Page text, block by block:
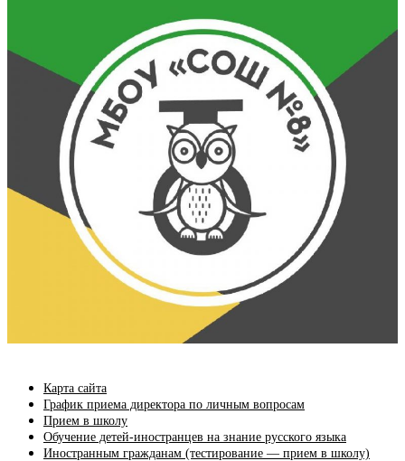
Карта сайта
График приема директора по личным вопросам
Прием в школу
Обучение детей-иностранцев на знание русского языка
Иностранным гражданам (тестирование — прием в школу)